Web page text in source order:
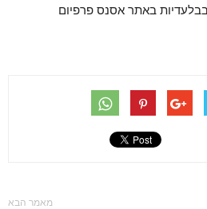
באתר אסנס פרפיום
מאמר הבא